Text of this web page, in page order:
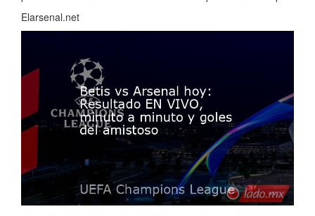
Elarsenal.net